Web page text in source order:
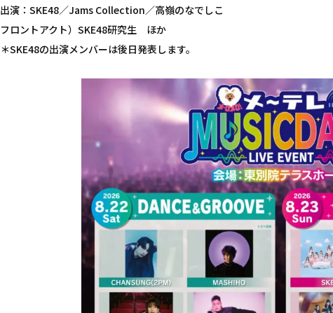
出演：SKE48／Jams Collection／高嶺のなでしこ
フロントアクト）SKE48研究生 ほか
＊SKE48の出演メンバーは後日発表します。